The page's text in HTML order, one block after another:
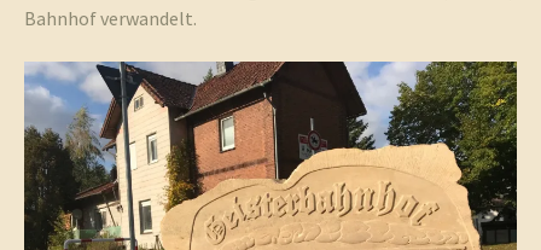
Bahnhof verwandelt.